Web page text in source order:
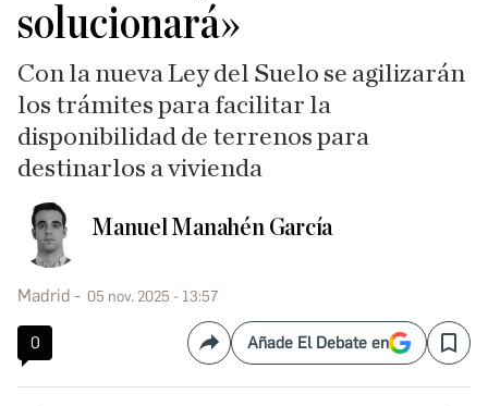
solucionará»
Con la nueva Ley del Suelo se agilizarán
los trámites para facilitar la
disponibilidad de terrenos para
destinarlos a vivienda
Manuel Manahén García
Madrid 05 nov. 2025 - 13:57
0 CompartirAñade El Debate en Save